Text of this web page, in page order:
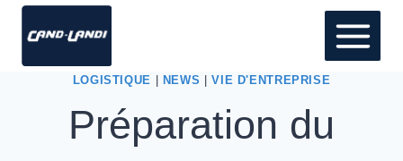
LOGISTIQUE NEWS |VIE D'ENTREPRISE
Préparation du